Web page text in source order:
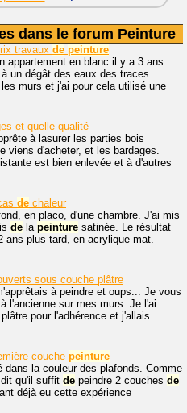
dans le forum Peinture
travaux de peinture
appartement en blanc il y a 3 ans
un dégât des eaux des traces
murs et j'ai pour cela utilisé une
et quelle qualité
à lasurer les parties bois
viens d'acheter, et les bardages.
est bien enlevée et à d'autres
de chaleur
en placo, d'une chambre. J'ai mis
de la peinture satinée. Le résultat
ans plus tard, en acrylique mat.
sous couche plâtre
à peindre et oups... Je vous
l'ancienne sur mes murs. Je l'ai
plâtre pour l'adhérence et j'allais
couche peinture
dans la couleur des plafonds. Comme
qu'il suffit de peindre 2 couches de
déjà eu cette expérience